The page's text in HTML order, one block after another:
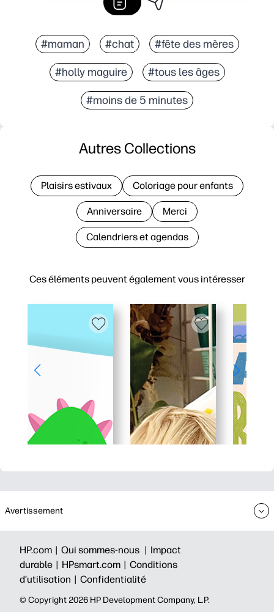
#maman #chat #fête des mères
#holly maguire #tous les âges
#moins de 5 minutes
Ces éléments peuvent également vous intéresser
Autres Collections
Plaisirs estivaux Coloriage pour enfants
Anniversaire Merci
Calendriers et agendas
Avertissement
HP.com | Qui sommes-nous | Impact
durable | HPsmart.com | Conditions
d’utilisation | Confidentialité
©️ Copyright 2026 HP Development Company, L.P.